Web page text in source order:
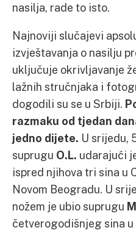
nasilja, rade to isto.
Najnoviji slučajevi
izvještavanja o nasilju
uključuje okrivljavanje
lažnih stručnjaka i
dogodili su se u Srbiji.
razmaku od tjedan
jedno dijete. U srijedu,
suprugu O.L. udarajući
ispred njihova tri sina u
Novom Beogradu. U
nožem je ubio suprugu
četverogodišnjeg sina